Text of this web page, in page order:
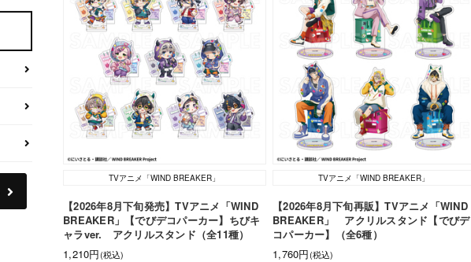
TVアニメ「WIND BREAKER」
【2026年8月下旬発売】TVアニメ「WIND
BREAKER」【でびデコパーカー】ちびキ
ャラver. アクリルスタンド（全11種）
1,210円(税込)
TVアニメ「WIND BREAKER」
【2026年8月下旬再販】TVアニメ「WIND
BREAKER」 アクリルスタンド【でびデ
コパーカー】（全6種）
1,760円(税込)